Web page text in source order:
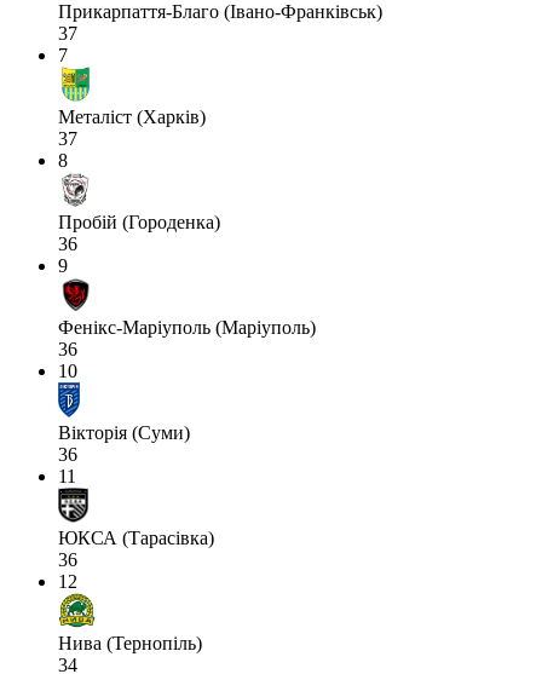
Прикарпаття-Благо (Івано-Франківськ)
37
7
Металіст (Харків)
37
8
Пробій (Городенка)
36
9
Фенікс-Маріуполь (Маріуполь)
36
10
Вікторія (Суми)
36
11
ЮКСА (Тарасівка)
36
12
Нива (Тернопіль)
34